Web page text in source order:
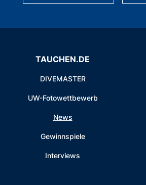
TAUCHEN.DE
DIVEMASTER
UW-Fotowettbewerb
News
Gewinnspiele
Interviews